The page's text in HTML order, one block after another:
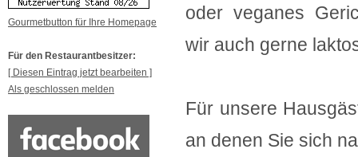
Gourmetbutton für Ihre Homepage
Für den Restaurantbesitzer:
[ Diesen Eintrag jetzt bearbeiten ]
Als geschlossen melden
oder veganes
wir auch gerne
Für unsere
an denen Sie sich